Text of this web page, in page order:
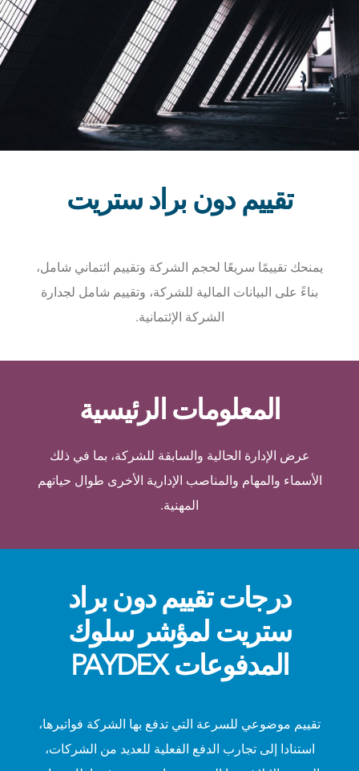
تقييم دون براد ستريت
يمنحك تقييمًا سريعًا لحجم الشركة وتقييم ائتماني شامل،
بناءً على البيانات المالية للشركة، وتقييم شامل لجدارة
الشركة الإئتمانية.
المعلومات الرئيسية
عرض الإدارة الحالية والسابقة للشركة، بما في ذلك
الأسماء والمهام والمناصب الإدارية الأخرى طوال حياتهم
المهنية.
درجات تقييم دون براد
ستريت لمؤشر سلوك
المدفوعات PAYDEX
تقييم موضوعي للسرعة التي تدفع بها الشركة فواتيرها،
استنادا إلى تجارب الدفع الفعلية للعديد من الشركات،